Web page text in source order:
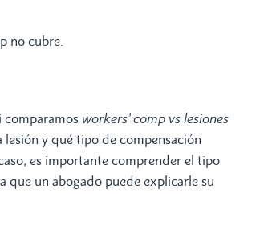
no cubre.
comparamos workers’ comp vs lesiones
y qué tipo de compensación
es importante comprender el tipo
que un abogado puede explicarle su